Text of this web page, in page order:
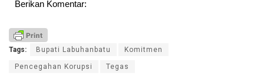
Berikan Komentar:
Tags: Bupati Labuhanbatu Komitmen
Pencegahan Korupsi Tegas